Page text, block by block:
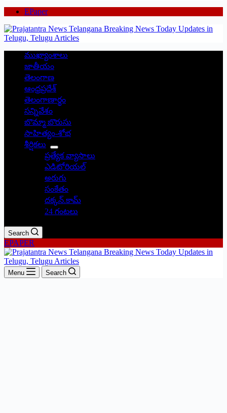
EPaper
ముఖ్యాంశాలు
జాతీయం
తెలంగాణ
ఆంధ్రప్రదేశ్
తెలంగాణార్థం
సన్నివేశం
బొమ్మా బొరుసు
సాహిత్యం-శోభ
శీర్షికలు
ప్రత్యేక వ్యాసాలు
ఎడిటోరియల్
అరుగు
సంకేతం
దక్కన్.కామ్
24 గంటలు
Search
EPAPER
Menu Search